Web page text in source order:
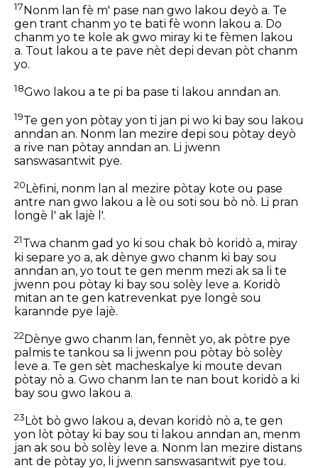
17 Nonm lan fè m' pase nan gwo lakou deyò a. Te
gen trant chanm yo te bati fè wonn lakou a. Do
chanm yo te kole ak gwo miray ki te fèmen lakou
a. Tout lakou a te pave nèt depi devan pòt chanm
yo.
18Gwo lakou a te pi ba pase ti lakou anndan an.
19Te gen yon pòtay yon ti jan pi wo ki bay sou lakou
anndan an. Nonm lan mezire depi sou pòtay deyò
a rive nan pòtay anndan an. Li jwenn
sanswasantwit pye.
20 Lèfini, nonm lan al mezire pòtay kote ou pase
antre nan gwo lakou a lè ou soti sou bò nò. Li pran
longè l' ak lajè l'.
21Twa chanm gad yo ki sou chak bò koridò a, miray
ki separe yo a, ak dènye gwo chanm ki bay sou
anndan an, yo tout te gen menm mezi ak sa li te
jwenn pou pòtay ki bay sou solèy leve a. Koridò
mitan an te gen katrevenkat pye longè sou
karannde pye lajè.
22Dènye gwo chanm lan, fennèt yo, ak pòtre pye
palmis te tankou sa li jwenn pou pòtay bò solèy
leve a. Te gen sèt macheskalye ki moute devan
pòtay nò a. Gwo chanm lan te nan bout koridò a ki
bay sou gwo lakou a.
23 Lòt bò gwo lakou a, devan koridò nò a, te gen
yon lòt pòtay ki bay sou ti lakou anndan an, menm
jan ak sou bò solèy leve a. Nonm lan mezire distans
ant de pòtay yo, li jwenn sanswasantwit pye tou.